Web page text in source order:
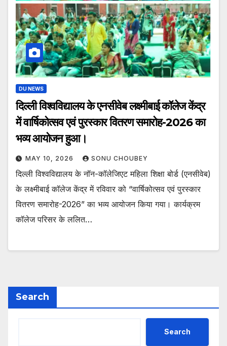
DU NEWS
दिल्ली विश्वविद्यालय के एनसीवेब लक्ष्मीबाई कॉलेज केंद्र
में वार्षिकोत्सव एवं पुरस्कार वितरण समारोह-2026 का
भव्य आयोजन हुआ।
MAY 10, 2026 SONU CHOUBEY
दिल्ली विश्वविद्यालय के नॉन-कॉलेजिएट महिला शिक्षा बोर्ड (एनसीवेब)
के लक्ष्मीबाई कॉलेज केंद्र में रविवार को “वार्षिकोत्सव एवं पुरस्कार
वितरण समारोह-2026” का भव्य आयोजन किया गया। कार्यक्रम
कॉलेज परिसर के ललित…
Search
Search